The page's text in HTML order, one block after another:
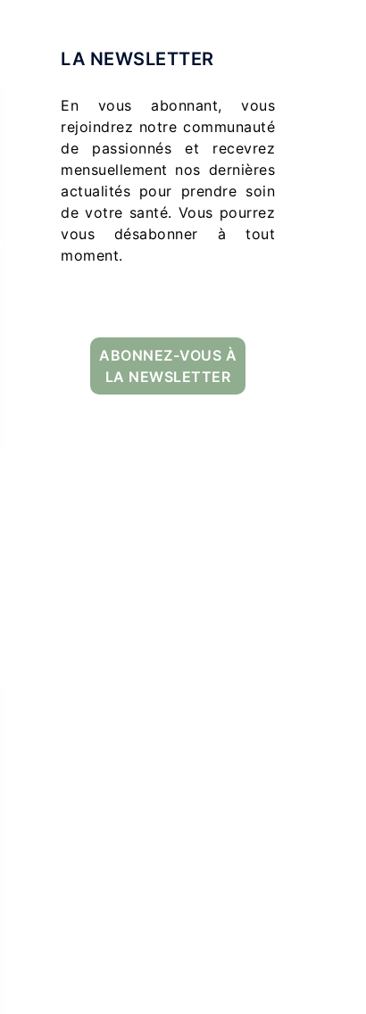
LA NEWSLETTER
En vous abonnant, vous
rejoindrez notre communauté
de passionnés et recevrez
mensuellement nos dernières
actualités pour prendre soin
de votre santé. Vous pourrez
vous désabonner à tout
moment.
ABONNEZ-VOUS À
LA NEWSLETTER